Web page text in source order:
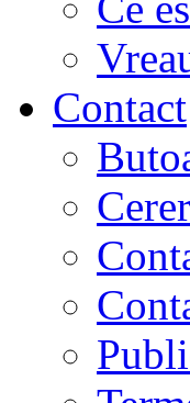
Contact